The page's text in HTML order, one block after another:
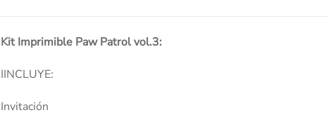
Kit Imprimible Paw Patrol vol.3:
IINCLUYE:
Invitación